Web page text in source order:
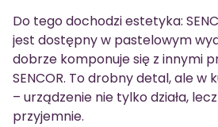
Do tego dochodzi estetyka:
jest dostępny w pastelowym
dobrze komponuje się z innymi
SENCOR. To drobny detal, ale w
– urządzenie nie tylko działa,
przyjemnie.